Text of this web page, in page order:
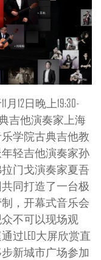
12日晚上19:30-
吉他演奏家上海
学院古典吉他教
轻吉他演奏家孙
门戈演奏家夏吾
同打造了一台极
，开幕式音乐会
不可以现场观
过LED大屏欣赏直
新城市广场参加